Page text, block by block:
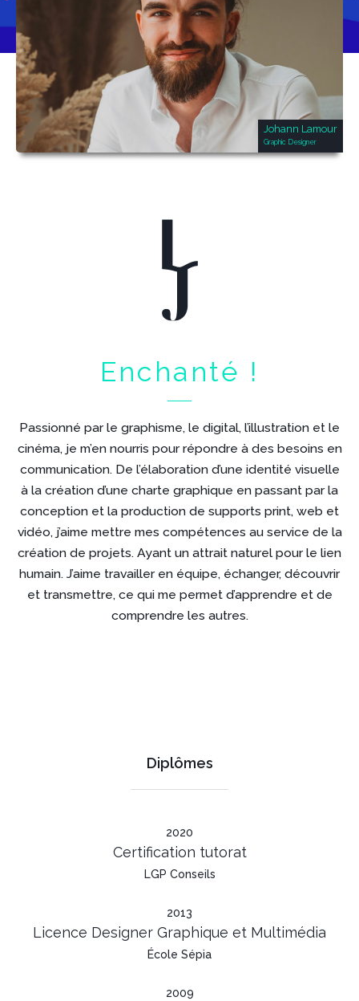
Johann Lamour
Graphic Designer
Enchanté !
Passionné par le graphisme, le digital, l’illustration et le
cinéma, je m’en nourris pour répondre à des besoins en
communication. De l’élaboration d’une identité visuelle
à la création d’une charte graphique en passant par la
conception et la production de supports print, web et
vidéo, j’aime mettre mes compétences au service de la
création de projets. Ayant un attrait naturel pour le lien
humain. J’aime travailler en équipe, échanger, découvrir
et transmettre, ce qui me permet d’apprendre et de
comprendre les autres.
Diplômes
2020
Certification tutorat
LGP Conseils
2013
Licence Designer Graphique et Multimédia
École Sépia
2009